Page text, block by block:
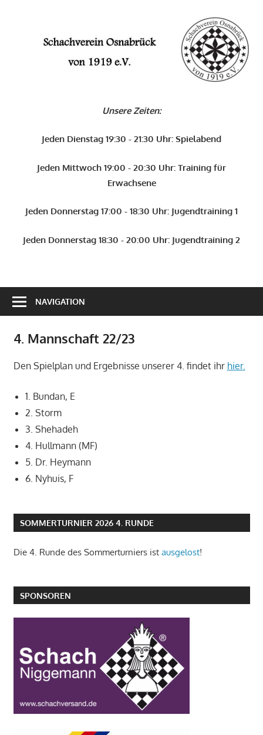
Unsere Zeiten:
Jeden Dienstag 19:30 - 21:30 Uhr: Spielabend
Jeden Mittwoch 19:00 - 20:30 Uhr: Training für
Erwachsene
Jeden Donnerstag 17:00 - 18:30 Uhr: Jugendtraining 1
Jeden Donnerstag 18:30 - 20:00 Uhr: Jugendtraining 2
NAVIGATION
4. Mannschaft 22/23
Den Spielplan und Ergebnisse unserer 4. findet ihr hier.
1. Bundan, E
2. Storm
3. Shehadeh
4. Hullmann (MF)
5. Dr. Heymann
6. Nyhuis, F
SOMMERTURNIER 2026 4. RUNDE
Die 4. Runde des Sommerturniers ist ausgelost!
SPONSOREN